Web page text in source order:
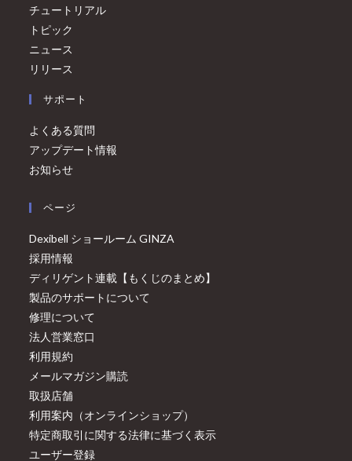
チュートリアル
トピック
ニュース
リリース
サポート
よくある質問
アップデート情報
お知らせ
ページ
Dexibell ショールーム GINZA
採用情報
ディリゲント連載【もくじのまとめ】
製品のサポートについて
修理について
法人営業窓口
利用規約
メールマガジン購読
取扱店舗
利用案内（オンラインショップ）
特定商取引に関する法律に基づく表示
ユーザー登録